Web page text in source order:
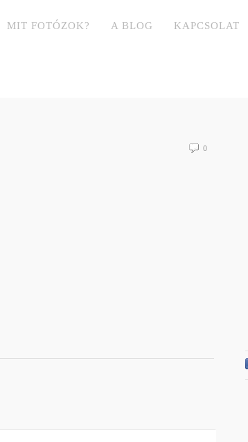
MIT FOTÓZOK? A BLOG KAPCSOLAT
0